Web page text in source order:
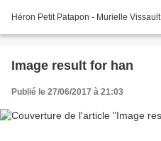
Héron Petit Patapon - Murielle Vissault
Image result for han
Publié le 27/06/2017 à 21:03